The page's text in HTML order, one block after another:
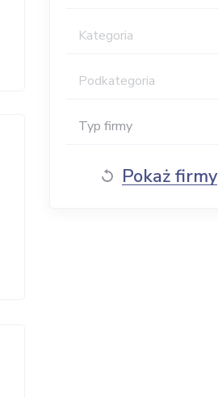
Kategoria
Podkategoria
Typ firmy
Pokaż firmy